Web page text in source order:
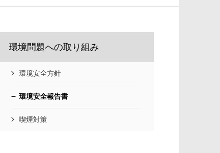
環境問題への取り組み
環境安全方針
環境安全報告書
喫煙対策